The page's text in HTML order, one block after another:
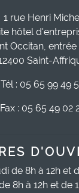
1 rue Henri
hôtel
Occitan,
Saint-
Tél : 05 65 99 49
Fax : 05 65 49 02
de 8h à 12h et
8h à 12h et de